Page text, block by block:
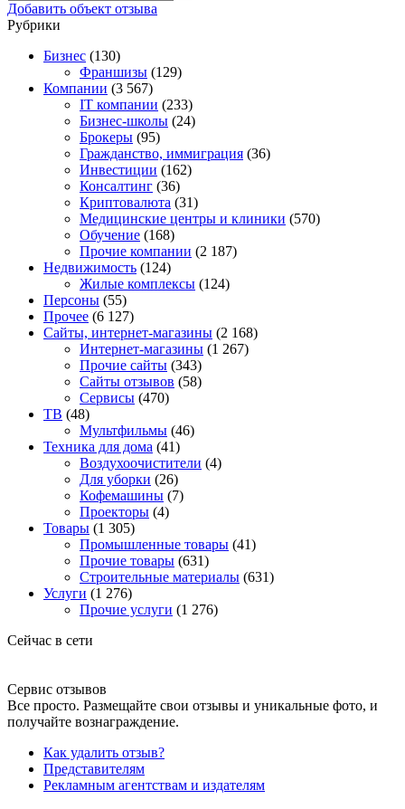
Добавить объект отзыва
Рубрики
Бизнес (130)
Франшизы (129)
Компании (3 567)
IT компании (233)
Бизнес-школы (24)
Брокеры (95)
Гражданство, иммиграция (36)
Инвестиции (162)
Консалтинг (36)
Криптовалюта (31)
Медицинские центры и клиники (570)
Обучение (168)
Прочие компании (2 187)
Недвижимость (124)
Жилые комплексы (124)
Персоны (55)
Прочее (6 127)
Сайты, интернет-магазины (2 168)
Интернет-магазины (1 267)
Прочие сайты (343)
Сайты отзывов (58)
Сервисы (470)
ТВ (48)
Мультфильмы (46)
Техника для дома (41)
Воздухоочистители (4)
Для уборки (26)
Кофемашины (7)
Проекторы (4)
Товары (1 305)
Промышленные товары (41)
Прочие товары (631)
Строительные материалы (631)
Услуги (1 276)
Прочие услуги (1 276)
Сейчас в сети
Сервис отзывов
Все просто. Размещайте свои отзывы и уникальные фото, и
получайте вознаграждение.
Как удалить отзыв?
Представителям
Рекламным агентствам и издателям